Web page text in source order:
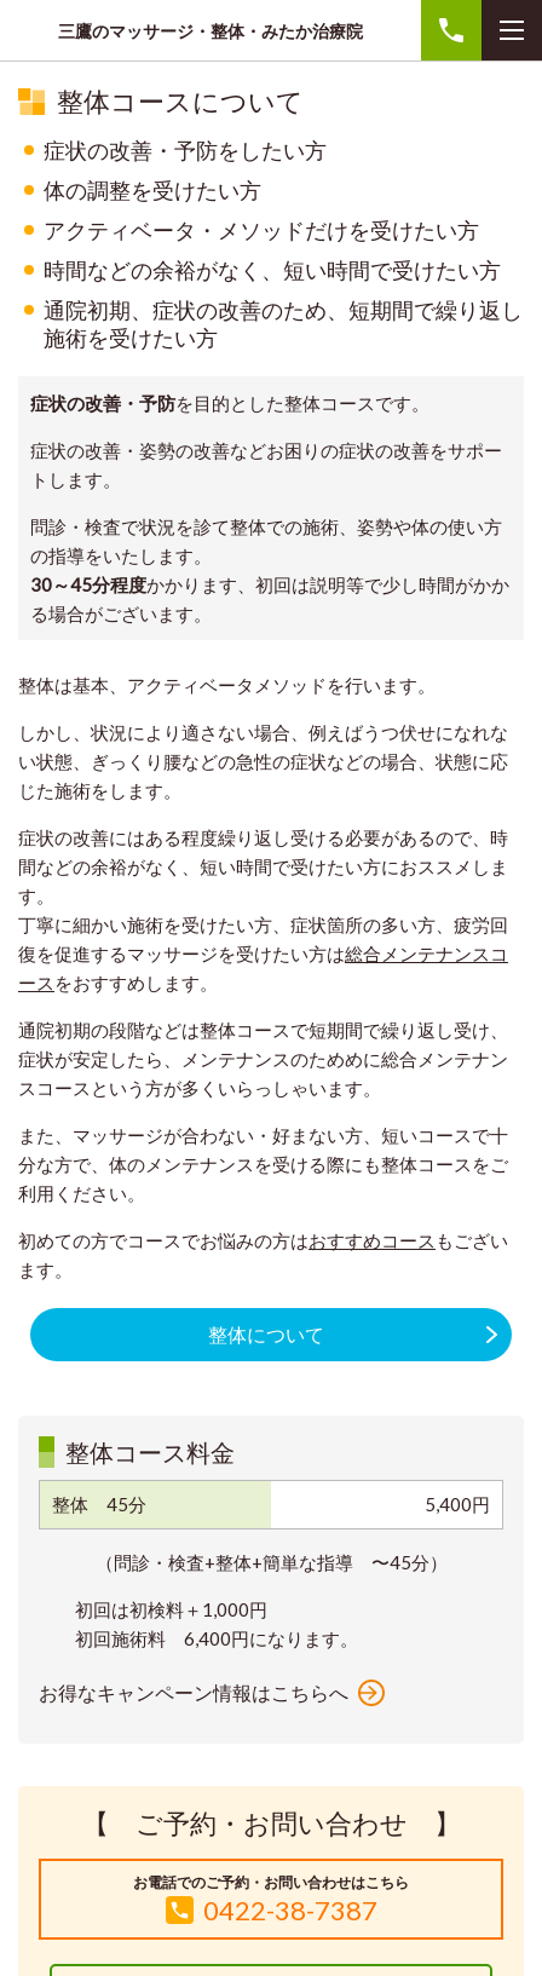
三鷹のマッサージ・整体・みたか治療院
整体コースについて
症状の改善・予防をしたい方
体の調整を受けたい方
アクティベータ・メソッドだけを受けたい方
時間などの余裕がなく、短い時間で受けたい方
通院初期、症状の改善のため、短期間で繰り返し
施術を受けたい方
症状の改善・予防を目的とした整体コースです。
症状の改善・姿勢の改善などお困りの症状の改善をサポー
トします。
問診・検査で状況を診て整体での施術、姿勢や体の使い方
の指導をいたします。
30～45分程度かかります、初回は説明等で少し時間がかか
る場合がございます。
整体は基本、アクティベータメソッドを行います。
しかし、状況により適さない場合、例えばうつ伏せになれな
い状態、ぎっくり腰などの急性の症状などの場合、状態に応
じた施術をします。
症状の改善にはある程度繰り返し受ける必要があるので、時
間などの余裕がなく、短い時間で受けたい方におススメしま
す。
丁寧に細かい施術を受けたい方、症状箇所の多い方、疲労回
復を促進するマッサージを受けたい方は総合メンテナンスコ
ース をおすすめします。
通院初期の段階などは整体コースで短期間で繰り返し受け、
症状が安定したら、メンテナンスのためめに総合メンテナン
スコースという方が多くいらっしゃいます。
また、マッサージが合わない・好まない方、短いコースで十
分な方で、体のメンテナンスを受ける際にも整体コースをご
利用ください。
初めての方でコースでお悩みの方はおすすめコース もござい
ます。
整体について
整体コース料金
整体 45分 5,400円
（問診・検査+整体+簡単な指導 〜45分）
初回は初検料＋1,000円
初回施術料 6,400円になります。
お得なキャンペーン情報はこちらへ
【 ご予約・お問い合わせ 】
お電話でのご予約・お問い合わせはこちら
0422-38-7387